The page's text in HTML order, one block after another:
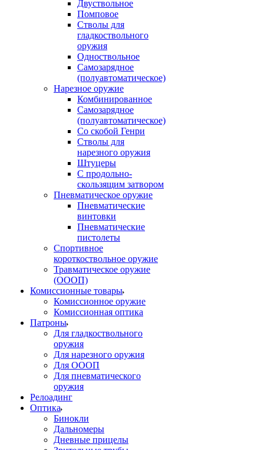
Двуствольное
Помповое
Стволы для
гладкоствольного
оружия
Одноствольное
Самозарядное
(полуавтоматическое)
Нарезное оружие
Комбинированное
Самозарядное
(полуавтоматическое)
Со скобой Генри
Стволы для
нарезного оружия
Штуцеры
С продольно-
скользящим затвором
Пневматическое оружие
Пневматические
винтовки
Пневматические
пистолеты
Спортивное
короткоствольное оружие
Травматическое оружие
(ОООП)
Комиссионные товары
Комиссионное оружие
Комиссионная оптика
Патроны
Для гладкоствольного
оружия
Для нарезного оружия
Для ОООП
Для пневматического
оружия
Релоадинг
Оптика
Бинокли
Дальномеры
Дневные прицелы